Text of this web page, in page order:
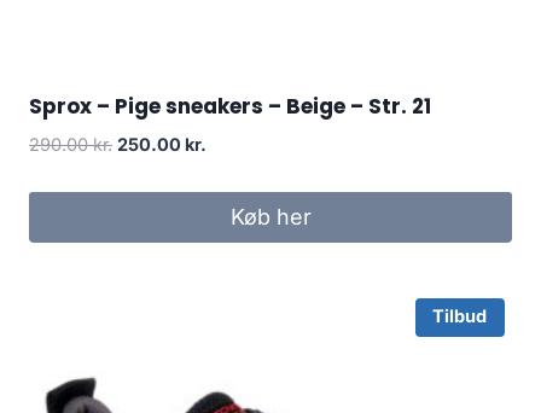
Sprox – Pige sneakers – Beige – Str. 21
290.00kr. Original
was:
250.00 kr.
is:
250.00 kr..
Køb her
Tilbud